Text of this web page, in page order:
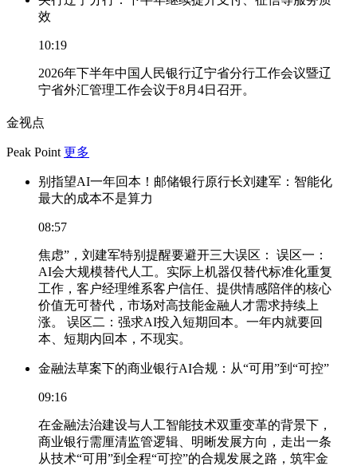
效
10:19
2026年下半年中国人民银行辽宁省分行工作会议暨辽
宁省外汇管理工作会议于8月4日召开。
金视点
Peak Point 更多
别指望AI一年回本！邮储银行原行长刘建军：智能化
最大的成本不是算力
08:57
焦虑”，刘建军特别提醒要避开三大误区： 误区一：
AI会大规模替代人工。实际上机器仅替代标准化重复
工作，客户经理维系客户信任、提供情感陪伴的核心
价值无可替代，市场对高技能金融人才需求持续上
涨。 误区二：强求AI投入短期回本。一年内就要回
本、短期内回本，不现实。
金融法草案下的商业银行AI合规：从“可用”到“可控”
09:16
在金融法治建设与人工智能技术双重变革的背景下，
商业银行需厘清监管逻辑、明晰发展方向，走出一条
从技术“可用”到全程“可控”的合规发展之路，筑牢金